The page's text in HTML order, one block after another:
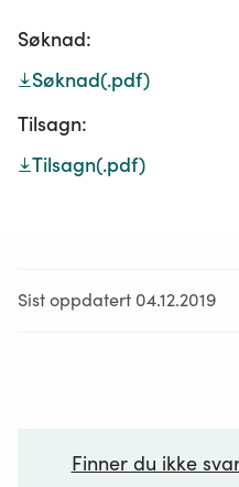
Søknad:
Søknad(.pdf)
Tilsagn:
Tilsagn(.pdf)
Sist oppdatert 04.12.2019
Finner du ikke